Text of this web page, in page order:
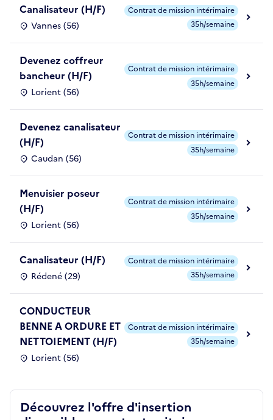
Canalisateur (H/F)
Vannes (56)
Contrat de mission intérimaire
35h/semaine
Devenez coffreur
bancheur (H/F)
Lorient (56)
Contrat de mission intérimaire
35h/semaine
Devenez canalisateur
(H/F)
Caudan (56)
Contrat de mission intérimaire
35h/semaine
Menuisier poseur
(H/F)
Lorient (56)
Contrat de mission intérimaire
35h/semaine
Canalisateur (H/F)
Rédené (29)
Contrat de mission intérimaire
35h/semaine
CONDUCTEUR
BENNE A ORDURE ET
NETTOIEMENT (H/F)
Lorient (56)
Contrat de mission intérimaire
35h/semaine
Découvrez l'offre d'insertion